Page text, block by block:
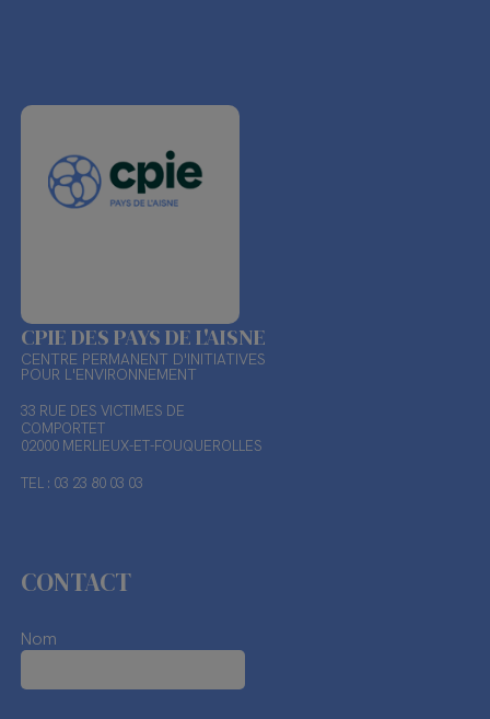
CPIE DES PAYS DE L'AISNE
CENTRE PERMANENT D'INITIATIVES
POUR L'ENVIRONNEMENT
33 RUE DES VICTIMES DE
COMPORTET
02000 MERLIEUX-ET-FOUQUEROLLES
TEL : 03 23 80 03 03
CONTACT
Nom